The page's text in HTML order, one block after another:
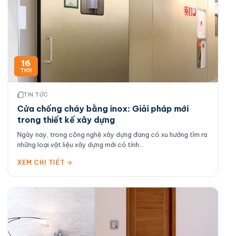
16
TH11
TIN TỨC
Cửa chống cháy bằng inox: Giải pháp mới
trong thiết kế xây dựng
Ngày nay, trong công nghệ xây dựng đang có xu hướng tìm ra
những loại vật liệu xây dựng mới có tính...
XEM CHI TIẾT →